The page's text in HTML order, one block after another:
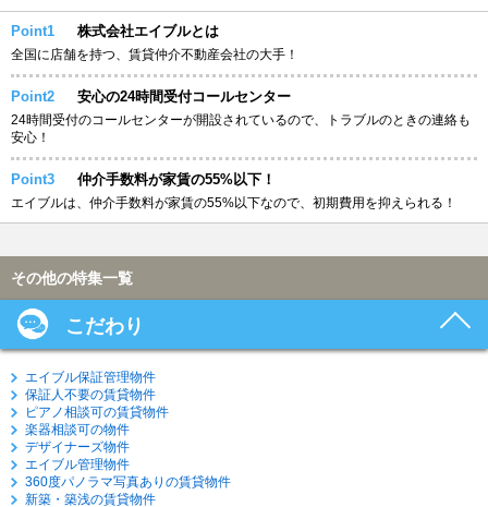
Point1 株式会社エイブルとは
全国に店舗を持つ、賃貸仲介不動産会社の大手！
Point2 安心の24時間受付コールセンター
24時間受付のコールセンターが開設されているので、トラブルのときの連絡も
安心！
Point3 仲介手数料が家賃の55%以下！
エイブルは、仲介手数料が家賃の55%以下なので、初期費用を抑えられる！
その他の特集一覧
こだわり
エイブル保証管理物件
保証人不要の賃貸物件
ピアノ相談可の賃貸物件
楽器相談可の物件
デザイナーズ物件
エイブル管理物件
360度パノラマ写真ありの賃貸物件
新築・築浅の賃貸物件